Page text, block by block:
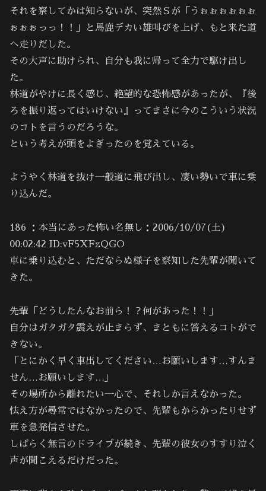
それを察してかは知らないが、突然Ｓが「うぉぉぉぉぉぉ
ぉぉぉっっ！！」と馬鹿デカい雄叫びを上げ、もと来た道
へ走りだした。
その大声に助けられ、自分も我に帰って全力で駆け出し
た。
林道がやけに長く感じ、絶望的な恐怖感があったが、『後
ろを振り返ってはいけない』ってまさに今のこういう状況
のコトを言うのだろうな。
という考えが頭をよぎったのを覚えている。
ようやく林道を抜け一般道に飛び出し、凄い勢いで車に乗
り込んだ。
186 ：本当にあった怖い名無し：2006/10/07(土)
00:02:42 ID:vF5XFzQGO
車に乗り込むと、ただならぬ様子を察知した先輩が聞いて
きた。
先輩「どうしたんなお前ら！？何があった！！」
自分はガタガタ震えが止まらず、まともに答えるコトがで
きない。
「とにかく早く車出してください…お願いします…すんま
せん…お願いします…｣
その場所から離れたい一心で、それしか言えなかった。
怯え方が尋常ではなかったので、先輩もからかったりせず
車を急発信させた。
しばらく無言のドライブが続き、先輩の彼女のすすり泣く
声が聞こえるだけだった。